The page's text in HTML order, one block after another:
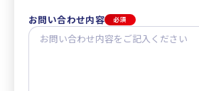
お問い合わせ内容 必須